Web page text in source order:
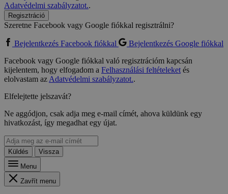
Adatvédelmi szabályzatot..
Regisztráció
Szeretne Facebook vagy Google fiókkal regisztrálni?
Bejelentkezés Facebook fiókkal
Bejelentkezés Google fiókkal
Facebook vagy Google fiókkal való regisztrációm kapcsán
kijelentem, hogy elfogadom a Felhasználási feltételeketés
elolvastam azAdatvédelmi szabályzatot..
Elfelejtette jelszavát?
Ne aggódjon, csak adja meg e-mail címét, ahova küldünk egy
hivatkozást, így megadhat egy újat.
Küldés
Vissza
Menu
Zavřít menu